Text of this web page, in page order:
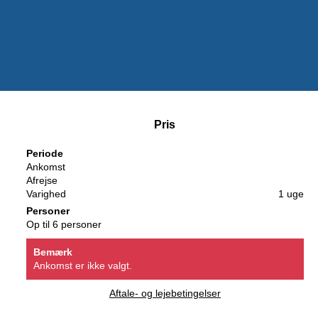
Pris
Periode
Ankomst
Afrejse
Varighed
1 uge
Personer
Op til 6 personer
Bemærk
Ankomst er ikke valgt.
Aftale- og lejebetingelser